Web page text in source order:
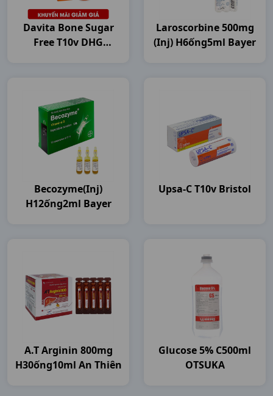
Davita Bone Sugar
Free T10v DHG
Laroscorbine 500mg
(inj) H6ống5ml Bayer
Becozyme(inj)
H12ống2ml Bayer
Upsa-C T10v Bristol
A.t Arginin 800mg
H30ống10ml An Thiên
Glucose 5% C500ml
OTSUKA